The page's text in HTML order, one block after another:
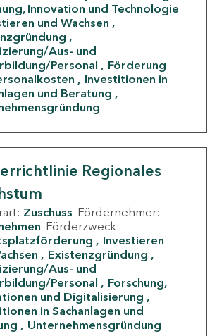
Innovation und Technologie
und Wachsen
Aus- und
Personal
Förderung
Investitionen in
und Beratung
Regionales
Zuschuss Fördernehmer:
Förderzweck:
Investieren
Existenzgründung
Aus- und
Personal
Forschung,
und Digitalisierung
in Sachanlagen und
Unternehmensgründung